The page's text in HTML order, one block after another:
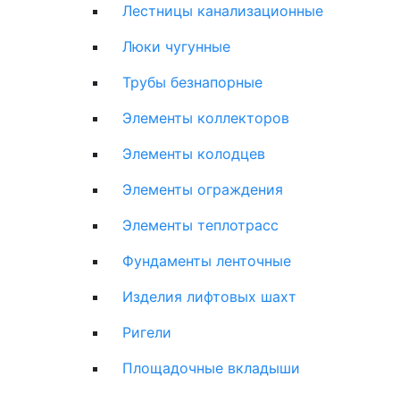
Лестницы канализационные
Люки чугунные
Трубы безнапорные
Элементы коллекторов
Элементы колодцев
Элементы ограждения
Элементы теплотрасс
Фундаменты ленточные
Изделия лифтовых шахт
Ригели
Площадочные вкладыши